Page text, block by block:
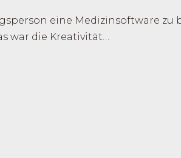
eine Medizinsoftware
war die Kreativität…